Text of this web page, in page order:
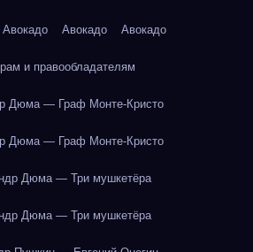
Авокадо Авокадо Авокадо
и правообладателям
Дюма — Граф Монте-Кристо
Дюма — Граф Монте-Кристо
Дюма — Три мушкетёра
Дюма — Три мушкетёра